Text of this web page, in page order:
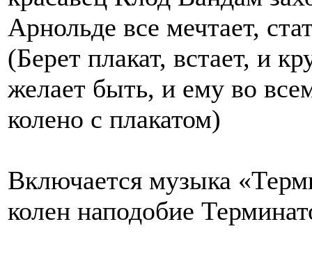
Арнольде все мечтает,
(Берет плакат, встает, и
желает быть, и ему во
колено с плакатом)
Включается музыка
колен наподобие